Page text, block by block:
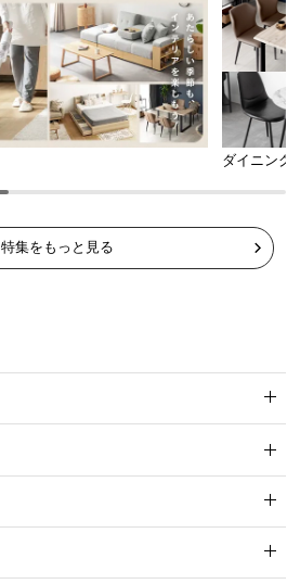
ダイニング
特集をもっと見る